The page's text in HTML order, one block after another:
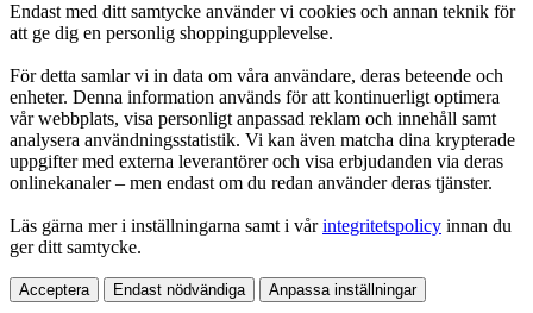
Endast med ditt samtycke använder vi cookies och annan teknik för
att ge dig en personlig shoppingupplevelse.
För detta samlar vi in data om våra användare, deras beteende och
enheter. Denna information används för att kontinuerligt optimera
vår webbplats, visa personligt anpassad reklam och innehåll samt
analysera användningsstatistik. Vi kan även matcha dina krypterade
uppgifter med externa leverantörer och visa erbjudanden via deras
onlinekanaler – men endast om du redan använder deras tjänster.
Läs gärna mer i inställningarna samt i vårintegritetspolicy innan du
ger ditt samtycke.
Acceptera Endast nödvändiga Anpassa inställningar